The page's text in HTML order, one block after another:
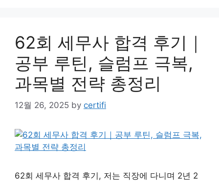
62회 세무사 합격 후기｜
공부 루틴, 슬럼프 극복,
과목별 전략 총정리
12월 26, 2025 by certifi
62회 세무사 합격 후기, 저는 직장에 다니며 2년 2